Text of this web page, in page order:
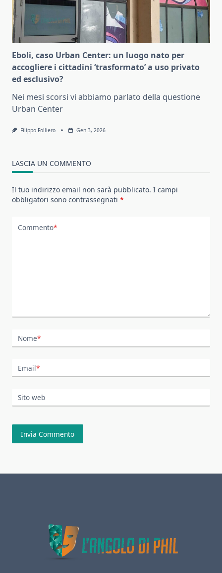
Eboli, caso Urban Center: un luogo nato per
accogliere i cittadini ‘trasformato’ a uso privato
ed esclusivo?
Nei mesi scorsi vi abbiamo parlato della questione
Urban Center
Filippo Folliero Gen 3, 2026
LASCIA UN COMMENTO
Il tuo indirizzo email non sarà pubblicato. I campi
obbligatori sono contrassegnati *
Commento*
Nome*
Email*
Sito web